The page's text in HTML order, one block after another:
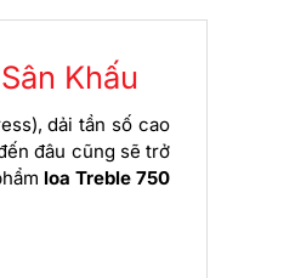
Khấu
dải tần số cao
đâu cũng sẽ trở
loa Treble 750